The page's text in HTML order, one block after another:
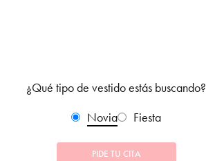
¿Qué tipo de vestido estás buscando?
Novia
Fiesta
PIDE TU CITA